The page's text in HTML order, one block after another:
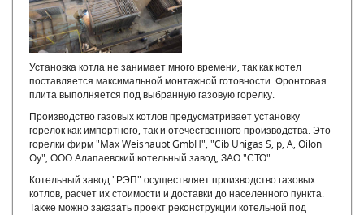
Блочные паровые котельные
Мобильная паровая котельная
Модульные котельные установки паровые
Монтаж паровых котельных
Оборудование паровой котельной
Паровая блочно модульная котельная
Котельная паровая газовая
Паровая котельная цена
Паровые котельные высокого давления
Паровые модульные котельные на газе
Установка котла не занимает много времени, так как котел
поставляется максимальной монтажной готовности. Фронтовая
плита выполняется под выбранную газовую горелку.
Производство газовых котлов предусматривает установку
горелок как импортного, так и отечественного производства. Это
горелки фирм "Max Weishaupt GmbH", "Cib Unigas S, p, A, Oilon
Oy", ООО Алапаевский котельный завод, ЗАО "СТО".
Котельный завод "РЭП" осуществляет производство газовых
котлов, расчет их стоимости и доставки до населенного пункта.
Также можно заказать проект реконструкции котельной под